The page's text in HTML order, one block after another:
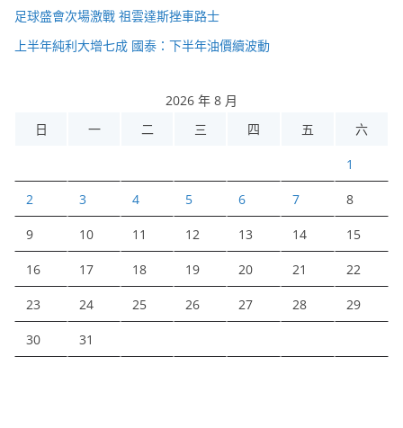
足球盛會次場激戰 祖雲達斯挫車路士
上半年純利大增七成 國泰：下半年油價續波動
2026 年 8 月
日
一 二 三 四 五 六
1
2 3 4 5 6 7 8
9 10 11 12 13 14 15
16 17 18 19 20 21 22
23 24 25 26 27 28 29
30 31